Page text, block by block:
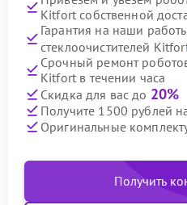
Kitfort собственной
Гарантия на наши
стеклоочистителей
Срочный ремонт
Kitfort в течении часа
Скидка для вас до 20%
Получите 1500 рублей
Оригинальные
Получить